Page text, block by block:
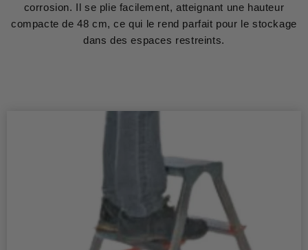
corrosion. Il se plie facilement, atteignant une hauteur
compacte de 48 cm, ce qui le rend parfait pour le stockage
dans des espaces restreints.